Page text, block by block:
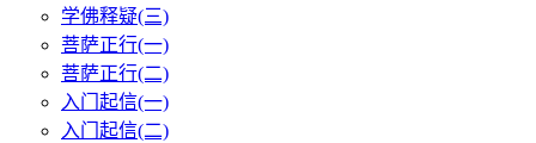
学佛释疑(三)
菩萨正行(一)
菩萨正行(二)
入门起信(一)
入门起信(二)